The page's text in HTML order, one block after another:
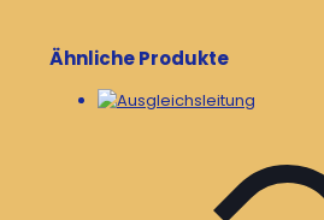
Ähnliche Produkte